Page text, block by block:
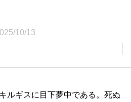
10/13
ルギスに目下夢中である。死ぬ